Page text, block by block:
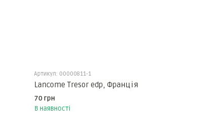
Артикул: 00000811-1
Lancome Tresor edp, Франція
70 грн
В наявності